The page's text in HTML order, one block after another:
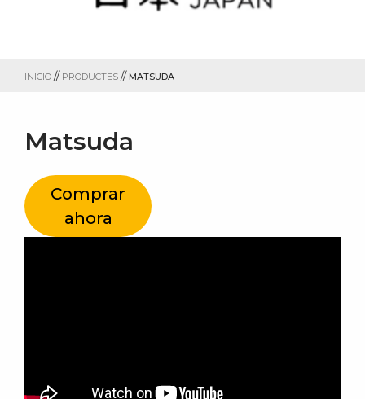
INICIO // PRODUCTES //MATSUDA
Matsuda
Comprar
ahora